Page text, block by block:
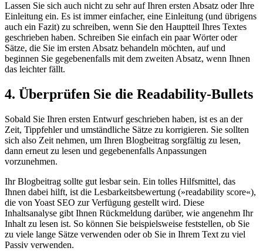
Lassen Sie sich auch nicht zu sehr auf Ihren ersten Absatz oder Ihre
Einleitung ein. Es ist immer einfacher, eine Einleitung (und übrigens
auch ein Fazit) zu schreiben, wenn Sie den Hauptteil Ihres Textes
geschrieben haben. Schreiben Sie einfach ein paar Wörter oder
Sätze, die Sie im ersten Absatz behandeln möchten, auf und
beginnen Sie gegebenenfalls mit dem zweiten Absatz, wenn Ihnen
das leichter fällt.
4. Überprüfen Sie die Readability-Bullets
Sobald Sie Ihren ersten Entwurf geschrieben haben, ist es an der
Zeit, Tippfehler und umständliche Sätze zu korrigieren. Sie sollten
sich also Zeit nehmen, um Ihren Blogbeitrag sorgfältig zu lesen,
dann erneut zu lesen und gegebenenfalls Anpassungen
vorzunehmen.
Ihr Blogbeitrag sollte gut lesbar sein. Ein tolles Hilfsmittel, das
Ihnen dabei hilft, ist die Lesbarkeitsbewertung (»readability score«),
die von Yoast SEO zur Verfügung gestellt wird. Diese
Inhaltsanalyse gibt Ihnen Rückmeldung darüber, wie angenehm Ihr
Inhalt zu lesen ist. So können Sie beispielsweise feststellen, ob Sie
zu viele lange Sätze verwenden oder ob Sie in Ihrem Text zu viel
Passiv verwenden.